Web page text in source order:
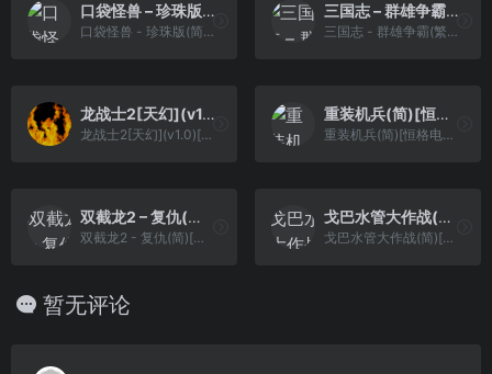
口袋怪兽 – 珍珠版(简)[晶科泰](CN)[RPG](8Mb)
口袋怪兽 - 珍珠版(简)[晶科泰](CN)[RPG](8Mb)
三国志 – 群雄争霸(繁)[Asder](CN)[FTG](3Mb)
三国志 - 群雄争霸(繁)[Asder](CN)[FTG](3Mb)
龙战士2[天幻](v1.0)[简](JP)(36Mb)
龙战士2[天幻](v1.0)[简](JP)(36Mb)
重装机兵(简)[恒格电子](JP)[RPG](6Mb)
重装机兵(简)[恒格电子](JP)[RPG](6Mb)
双截龙2 – 复仇(简)[Madcell](JP)[ACT](2.5Mb)
双截龙2 - 复仇(简)[Madcell](JP)[ACT](2.5Mb)
戈巴水管大作战(简)[verkkars](JP)[PUZ](0.5Mb)
戈巴水管大作战(简)[verkkars](JP)[PUZ](0.5Mb)
暂无评论